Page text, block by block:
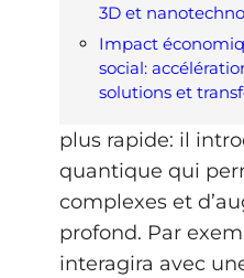
3D et
Impact
social:
solutions et
plus rapide: il
quantique qui
complexes et
profond. Par
interagira avec